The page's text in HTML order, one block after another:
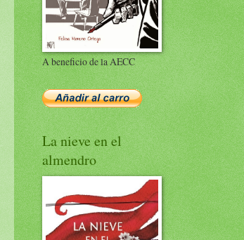
A beneficio de la AECC
La nieve en el
almendro